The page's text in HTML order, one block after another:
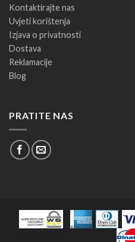
Kontaktirajte nas
Uvjeti korištenja
Izjava o privatnosti
Dostava
Reklamacije
Blog
PRATITE NAS